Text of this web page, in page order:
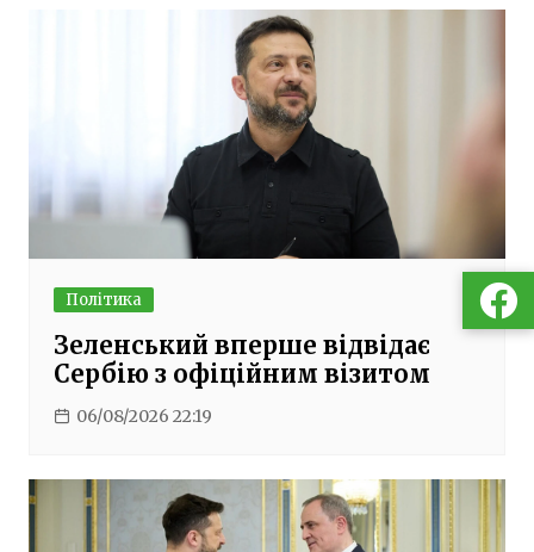
Політика
Зеленський вперше відвідає
Сербію з офіційним візитом
06/08/2026 22:19